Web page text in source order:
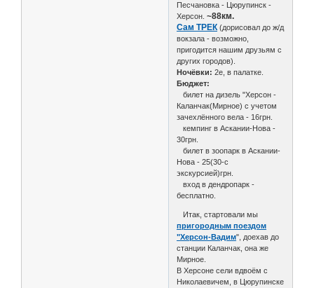
Песчановка - Цюрупинск -
Херсон. ~88км.
Сам ТРЕК (дорисовал до ж/д
вокзала - возможно,
пригодится нашим друзьям с
других городов).
Ночёвки: 2е, в палатке.
Бюджет:
билет на дизель "Херсон -
Каланчак(Мирное) с учетом
зачехлённого вела - 16грн.
кемпинг в Аскании-Нова -
30грн.
билет в зоопарк в Аскании-
Нова - 25(30-с
экскурсией)грн.
вход в дендропарк -
бесплатно.
Итак, стартовали мы
пригородным поездом
"Херсон-Вадим", доехав до
станции Каланчак, она же
Мирное.
В Херсоне сели вдвоём с
Николаевичем, в Цюрупинске